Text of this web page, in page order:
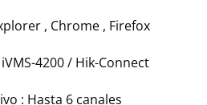
, Chrome , Firefox
iVMS-4200 / Hik-Connect
: Hasta 6 canales